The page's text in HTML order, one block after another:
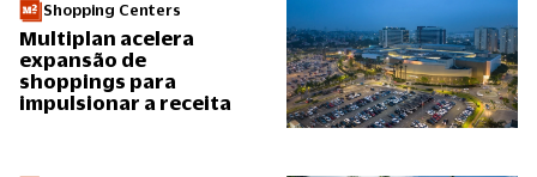
Shopping Centers
Multiplan acelera
expansão de
shoppings para
impulsionar a receita